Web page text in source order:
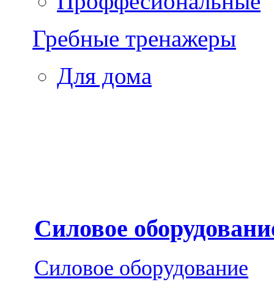
Гребные тренажеры
Для дома
Силовое
Силовое оборудование